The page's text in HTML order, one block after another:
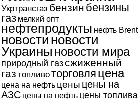
Укртрансгаз бензин бензины
газ мелкий опт
нефтепродукты нефть Brent
новости новости
Украины новости мира
природный газсжиженный
газ топливоторговля цена
цена на нефть цены цены на
АЗС цены на нефть цены топлива